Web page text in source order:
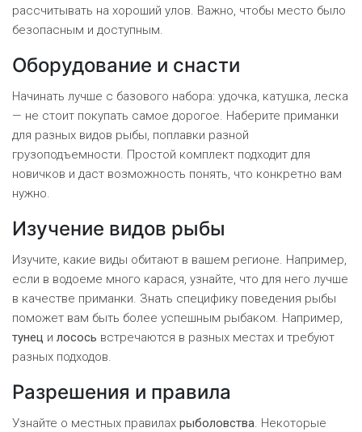
рассчитывать на хороший улов. Важно, чтобы место было
безопасным и доступным.
Оборудование и снасти
Начинать лучше с базового набора: удочка, катушка, леска
— не стоит покупать самое дорогое. Наберите приманки
для разных видов рыбы, поплавки разной
грузоподъемности. Простой комплект подходит для
новичков и даст возможность понять, что конкретно вам
нужно.
Изучение видов рыбы
Изучите, какие виды обитают в вашем регионе. Например,
если в водоеме много карася, узнайте, что для него лучше
в качестве приманки. Знать специфику поведения рыбы
поможет вам быть более успешным рыбаком. Например,
тунец и лосось встречаются в разных местах и требуют
разных подходов.
Разрешения и правила
Узнайте о местных правилах рыболовства. Некоторые